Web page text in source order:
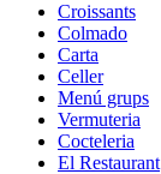
Croissants
Colmado
Carta
Celler
Menú grups
Vermuteria
Cocteleria
El Restaurant